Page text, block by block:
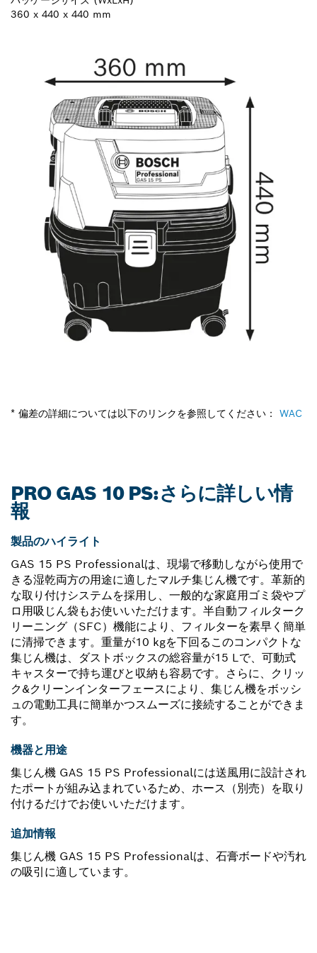
360 x 440 x 440 mm
* 偏差の詳細については以下のリンクを参照してください： WAC
PRO GAS 10 PS:さらに詳しい情
報
製品のハイライト
GAS 15 PS Professionalは、現場で移動しながら使用で
きる湿乾両方の用途に適したマルチ集じん機です。革新的
な取り付けシステムを採用し、一般的な家庭用ゴミ袋やプ
ロ用吸じん袋もお使いいただけます。半自動フィルターク
リーニング（SFC）機能により、フィルターを素早く簡単
に清掃できます。重量が10 kgを下回るこのコンパクトな
集じん機は、ダストボックスの総容量が15 Lで、可動式
キャスターで持ち運びと収納も容易です。さらに、クリッ
ク&クリーンインターフェースにより、集じん機をボッシ
ュの電動工具に簡単かつスムーズに接続することができま
す。
機器と用途
集じん機 GAS 15 PS Professionalには送風用に設計され
たポートが組み込まれているため、ホース（別売）を取り
付けるだけでお使いいただけます。
追加情報
集じん機 GAS 15 PS Professionalは、石膏ボードや汚れ
の吸引に適しています。